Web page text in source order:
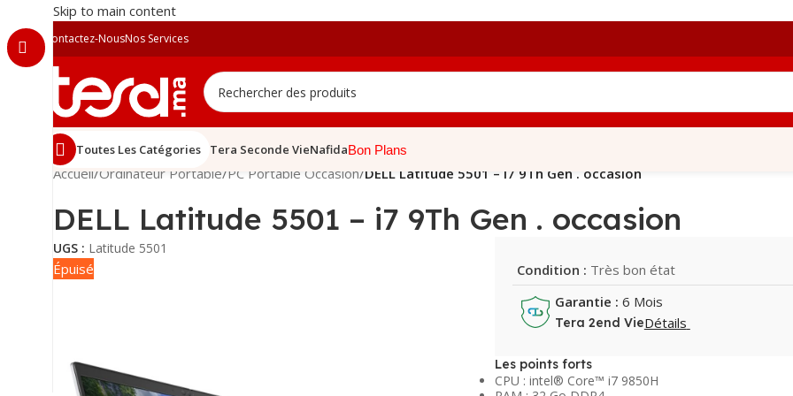
Skip to main content
Contactez-NousNos Services
Toutes Les Catégories Tera Seconde VieNafidaBon Plans
Accueil/Ordinateur Portable/PC Portable Occasion/DELL Latitude 5501 – i7 9Th Gen . occasion
DELL Latitude 5501 – i7 9Th Gen . occasion
UGS : Latitude 5501
Épuisé Condition : Très bon état
Garantie : 6 Mois
Tera 2end VieDétails
Les points forts
CPU : intel® Core™ i7 9850H